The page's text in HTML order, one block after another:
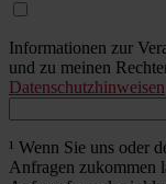
Informationen zur
und zu meinen
Datenschutzhinweisen
¹ Wenn Sie uns oder
Anfragen zukommen